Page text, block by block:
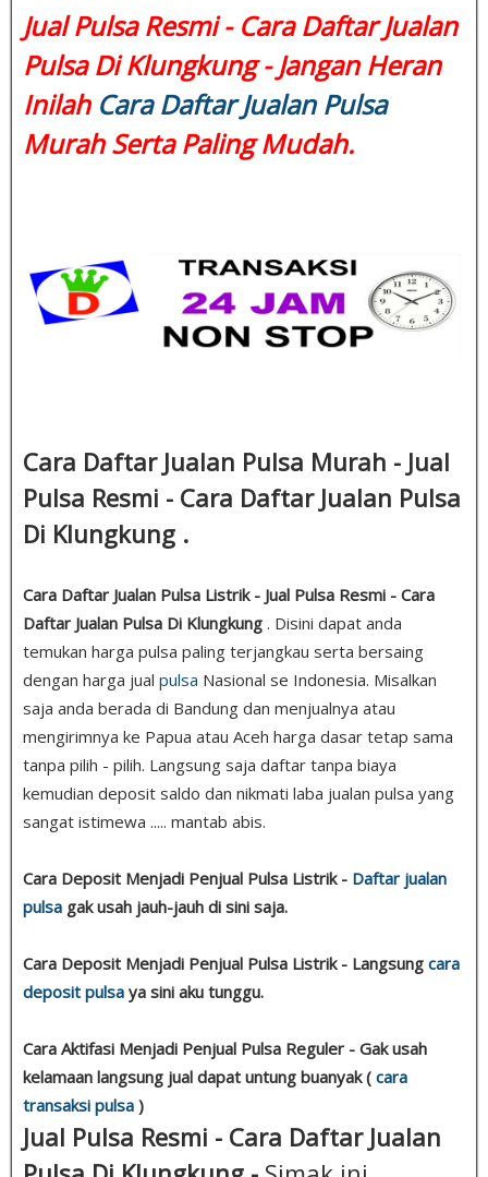
Jual Pulsa Resmi - Cara Daftar Jualan
Pulsa Di Klungkung - Jangan Heran
Inilah Cara Daftar Jualan Pulsa
Murah Serta Paling Mudah.
Cara Daftar Jualan Pulsa Murah - Jual
Pulsa Resmi - Cara Daftar Jualan Pulsa
Di Klungkung .
Cara Daftar Jualan Pulsa Listrik - Jual Pulsa Resmi - Cara
Daftar Jualan Pulsa Di Klungkung . Disini dapat anda
temukan harga pulsa paling terjangkau serta bersaing
dengan harga jual pulsa Nasional se Indonesia. Misalkan
saja anda berada di Bandung dan menjualnya atau
mengirimnya ke Papua atau Aceh harga dasar tetap sama
tanpa pilih - pilih. Langsung saja daftar tanpa biaya
kemudian deposit saldo dan nikmati laba jualan pulsa yang
sangat istimewa ..... mantab abis.
Cara Deposit Menjadi Penjual Pulsa Listrik - Daftar jualan
pulsa gak usah jauh-jauh di sini saja.
Cara Deposit Menjadi Penjual Pulsa Listrik - Langsung cara
deposit pulsa ya sini aku tunggu.
Cara Aktifasi Menjadi Penjual Pulsa Reguler - Gak usah
kelamaan langsung jual dapat untung buanyak ( cara
transaksi pulsa )
Jual Pulsa Resmi - Cara Daftar Jualan